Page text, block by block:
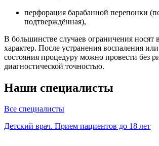
перфорация барабанной перепонки
подтверждённая),
В большинстве случаев ограничения носят
характер. После устранения воспаления
состояния процедуру можно провести без
диагностической точностью.
Наши специалисты
Все специалисты
Детский врач. Прием пациентов до 18 лет